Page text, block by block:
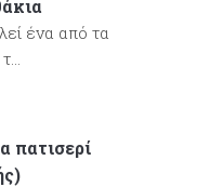
ένα από τα
πατισερί